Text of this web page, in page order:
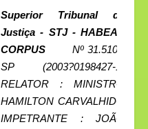
Superior Tribunal de
Justiça - STJ - HABEAS
CORPUS
Nº 31.510 -
SP (2003?0198427-1)
RELATOR : MINISTRO
HAMILTON CARVALHIDO
IMPETRANTE : JOÃO